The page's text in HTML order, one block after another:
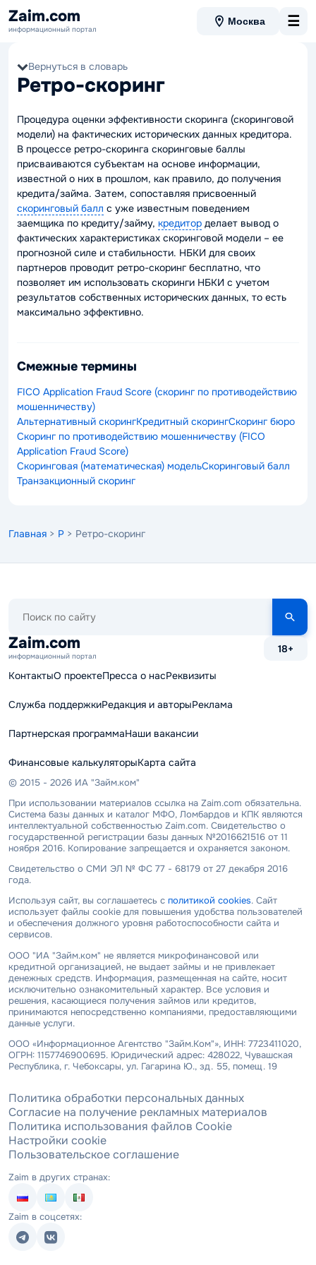
Zaim.com
информационный портал
Москва ☰
Вернуться в словарь
Ретро-скоринг
Процедура оценки эффективности скоринга (скоринговой
модели) на фактических исторических данных кредитора.
В процессе ретро-скоринга скоринговые баллы
присваиваются субъектам на основе информации,
известной о них в прошлом, как правило, до получения
кредита/займа. Затем, сопоставляя присвоенный
скоринговый балл с уже известным поведением
заемщика по кредиту/займу, кредитор делает вывод о
фактических характеристиках скоринговой модели – ее
прогнозной силе и стабильности. НБКИ для своих
партнеров проводит ретро-скоринг бесплатно, что
позволяет им использовать скоринги НБКИ с учетом
результатов собственных исторических данных, то есть
максимально эффективно.
Смежные термины
FICO Application Fraud Score (скоринг по противодействию
мошенничеству)
Альтернативный скорингКредитный скорингСкоринг бюро
Скоринг по противодействию мошенничеству (FICO
Application Fraud Score)
Скоринговая (математическая) модельСкоринговый балл
Транзакционный скоринг
Главная > Р > Ретро-скоринг
сайту
Zaim.com
информационный портал
18+
КонтактыО проектеПресса о насРеквизиты
Служба поддержкиРедакция и авторыРеклама
Партнерская программаНаши вакансии
Финансовые калькуляторыКарта сайта
© 2015 - 2026 ИА "Займ.ком"
При использовании материалов ссылка на Zaim.com обязательна.
Система базы данных и каталог МФО, Ломбардов и КПК являются
интеллектуальной собственностью Zaim.com. Свидетельство о
государственной регистрации базы данных №2016621516 от 11
ноября 2016. Копирование запрещается и охраняется законом.
Свидетельство о СМИ ЭЛ № ФС 77 - 68179 от 27 декабря 2016
года.
Используя сайт, вы соглашаетесь с политикой cookies. Сайт
использует файлы cookie для повышения удобства пользователей
и обеспечения должного уровня работоспособности сайта и
сервисов.
ООО "ИА "Займ.ком" не является микрофинансовой или
кредитной организацией, не выдает займы и не привлекает
денежных средств. Информация, размещенная на сайте, носит
исключительно ознакомительный характер. Все условия и
решения, касающиеся получения займов или кредитов,
принимаются непосредственно компаниями, предоставляющими
данные услуги.
ООО «Информационное Агентство "Займ.Ком"», ИНН: 7723411020,
ОГРН: 1157746900695. Юридический адрес: 428022, Чувашская
Республика, г. Чебоксары, ул. Гагарина Ю., зд. 55, помещ. 19
Политика обработки персональных данных
Согласие на получение рекламных материалов
Политика использования файлов Cookie
Настройки cookie
Пользовательское соглашение
Zaim в других странах:
Zaim в соцсетях: